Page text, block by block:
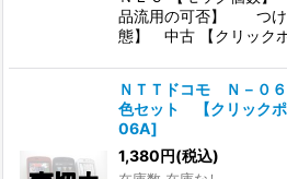
品流用の可否】 つけ
態】 中古 【クリック
ＮＴＴドコモ Ｎ－０
色セット 【クリックポ
06A]
1,380円(税込)